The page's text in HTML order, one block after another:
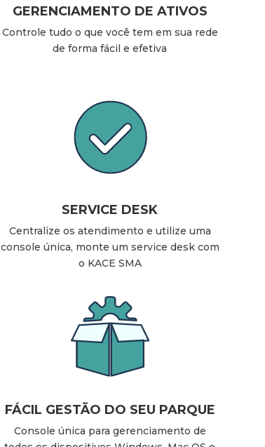
GERENCIAMENTO DE ATIVOS
Controle tudo o que você tem em sua rede
de forma fácil e efetiva
SERVICE DESK
Centralize os atendimento e utilize uma
console única, monte um service desk com
o KACE SMA
FÁCIL GESTÃO DO SEU PARQUE
Console única para gerenciamento de